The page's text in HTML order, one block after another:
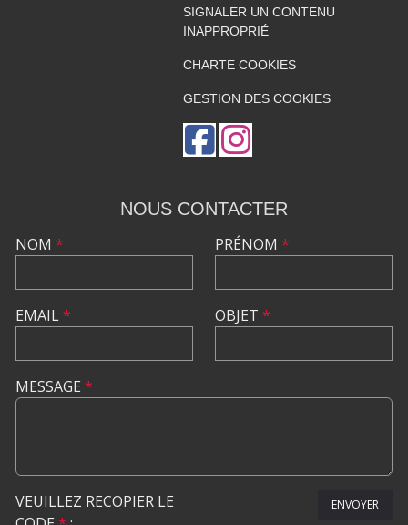
SIGNALER UN CONTENU
INAPPROPRIÉ
CHARTE COOKIES
GESTION DES COOKIES
NOUS CONTACTER
NOM *
EMAIL*
PRÉNOM *
OBJET *
MESSAGE *
VEUILLEZ RECOPIER LE
ENVOYER